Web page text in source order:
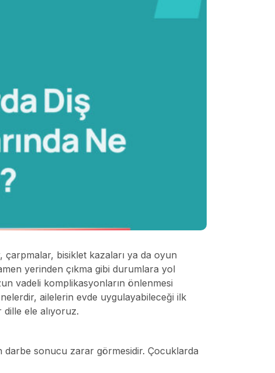
çarpmalar, bisiklet kazaları ya da oyun
yerinden çıkma gibi durumlara yol
vadeli komplikasyonların önlenmesi
ailelerin evde uygulayabileceği ilk
dille ele alıyoruz.
darbe sonucu zarar görmesidir. Çocuklarda